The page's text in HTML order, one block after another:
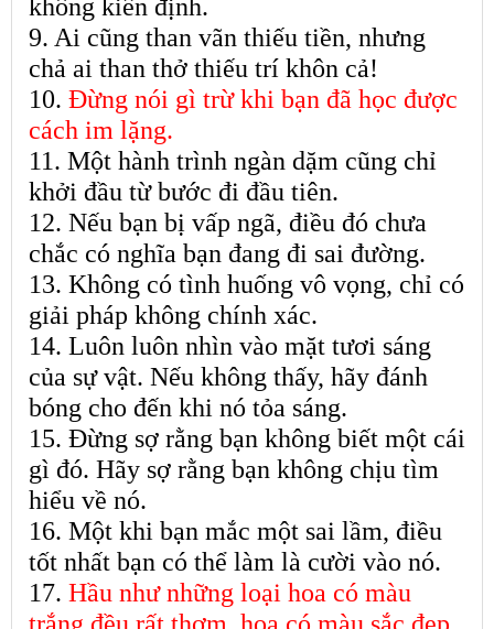
không kiên định.
9. Ai cũng than vãn thiếu tiền, nhưng
chả ai than thở thiếu trí khôn cả!
10. Đừng nói gì trừ khi bạn đã học được
cách im lặng.
11. Một hành trình ngàn dặm cũng chỉ
khởi đầu từ bước đi đầu tiên.
12. Nếu bạn bị vấp ngã, điều đó chưa
chắc có nghĩa bạn đang đi sai đường.
13. Không có tình huống vô vọng, chỉ có
giải pháp không chính xác.
14. Luôn luôn nhìn vào mặt tươi sáng
của sự vật. Nếu không thấy, hãy đánh
bóng cho đến khi nó tỏa sáng.
15. Đừng sợ rằng bạn không biết một cái
gì đó. Hãy sợ rằng bạn không chịu tìm
hiểu về nó.
16. Một khi bạn mắc một sai lầm, điều
tốt nhất bạn có thể làm là cười vào nó.
17. Hầu như những loại hoa có màu